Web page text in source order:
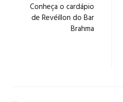
Conheça o cardápio
de Revéillon do Bar
Brahma